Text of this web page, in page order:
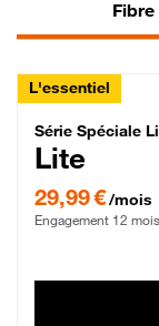
Fibre
L'essentiel
Série
Série Spéciale
Lite
29,99 €/mois
Engagement 12 mois